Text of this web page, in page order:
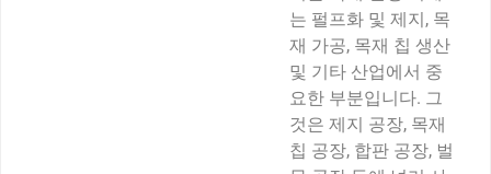
는 펄프화 및 제지, 목
재 가공, 목재 칩 생산
및 기타 산업에서 중
요한 부분입니다. 그
것은 제지 공장, 목재
칩 공장, 합판 공장, 벌